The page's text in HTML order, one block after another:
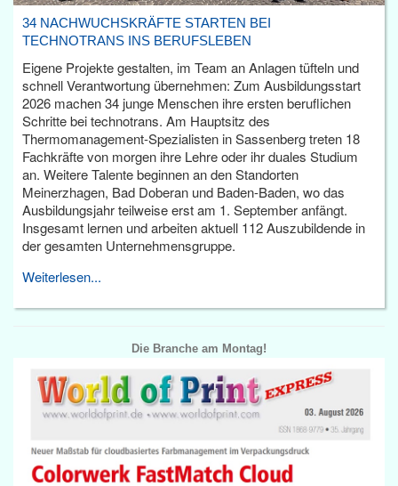
34 NACHWUCHSKRÄFTE STARTEN BEI
TECHNOTRANS INS BERUFSLEBEN
Eigene Projekte gestalten, im Team an Anlagen tüfteln und
schnell Verantwortung übernehmen: Zum Ausbildungsstart
2026 machen 34 junge Menschen ihre ersten beruflichen
Schritte bei technotrans. Am Hauptsitz des
Thermomanagement-Spezialisten in Sassenberg treten 18
Fachkräfte von morgen ihre Lehre oder ihr duales Studium
an. Weitere Talente beginnen an den Standorten
Meinerzhagen, Bad Doberan und Baden-Baden, wo das
Ausbildungsjahr teilweise erst am 1. September anfängt.
Insgesamt lernen und arbeiten aktuell 112 Auszubildende in
der gesamten Unternehmensgruppe.
Weiterlesen...
Die Branche am Montag!